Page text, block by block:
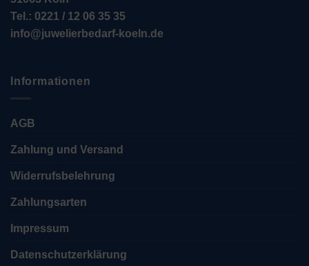
Tel.: 0221 / 12 06 35 35
info@juwelierbedarf-koeln.de
Informationen
AGB
Zahlung und Versand
Widerrufsbelehrung
Zahlungsarten
Impressum
Datenschutzerklärung